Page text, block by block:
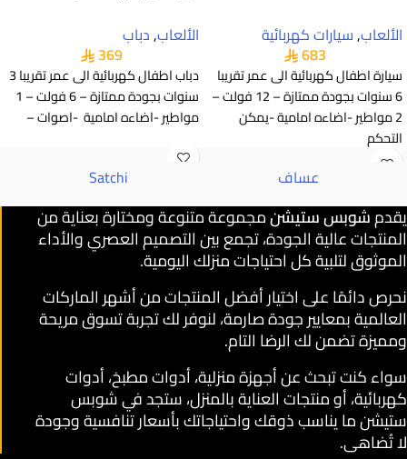
الألعاب,سيارات كهربائية
683
سيارة اطفال كهربائية الى عمر تقريبا
6 سنوات بجودة ممتازة – 12 فولت –
2 مواطير -اضاءه امامية -يمكن
التحكم
الألعاب,دباب
369
دباب اطفال كهربائية الى عمر تقريبا 3
سنوات بجودة ممتازة – 6 فولت – 1
مواطير -اضاءه امامية -اصوات –
عساف Satchi
يقدمشوبس ستيشنمجموعة متنوعة ومختارة بعناية من
المنتجات عالية الجودة، تجمع بين التصميم العصري والأداء
الموثوق لتلبية كل احتياجات منزلك اليومية.
نحرص دائمًا على اختيار أفضل المنتجات من أشهر الماركات
العالمية بمعايير جودة صارمة، لنوفر لك تجربة تسوق مريحة
ومميزة تضمن لك الرضا التام.
سواء كنت تبحث عن أجهزة منزلية، أدوات مطبخ، أدوات
كهربائية، أو منتجات العناية بالمنزل، ستجد في شوبس
ستيشن ما يناسب ذوقك واحتياجاتك بأسعار تنافسية وجودة
لا تُضاهى.